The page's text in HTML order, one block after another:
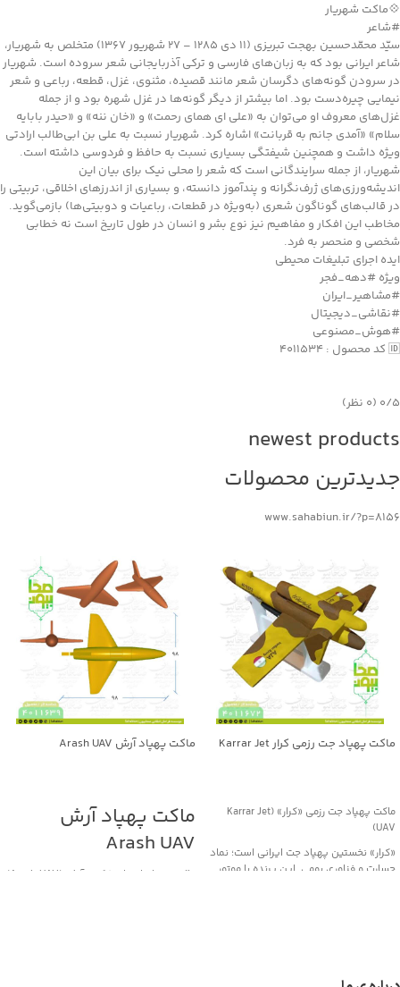
💠ماکت شهریار
#شاعر
سیّد محمّدحسین بهجت تبریزی (۱۱ دی ۱۲۸۵ – ۲۷ شهریور ۱۳۶۷) متخلص به شهریار،
شاعر ایرانی بود که به زبان‌های فارسی و ترکی آذربایجانی شعر سروده است. شهریار
در سرودن گونه‌های دگرسان شعر مانند قصیده، مثنوی، غزل، قطعه، رباعی و شعر
نیمایی چیره‌دست بود. اما بیشتر از دیگر گونه‌ها در غزل شهره بود و از جمله
غزل‌های معروف او می‌توان به «علی ای همای رحمت» و «خان ننه» و «حیدر بابایه
سلام» «آمدی جانم به قربانت» اشاره کرد. شهریار نسبت به علی بن ابی‌طالب ارادتی
ویژه داشت و همچنین شیفتگی بسیاری نسبت به حافظ و فردوسی داشته است.
شهریار، از جمله سرایندگانی است که شعر را محلی نیک برای بیان این
اندیشه‌ورزی‌های ژرف‌نگرانه و پندآموز دانسته، و بسیاری از اندرزهای اخلاقی، تربیتی را
در قالب‌های گوناگون شعری (به‌ویژه در قطعات، رباعیات و دوبیتی‌ها) بازمی‌گوید.
مخاطب این افکار و مفاهیم نیز نوع بشر و انسان در طول تاریخ است نه خطابی
شخصی و منحصر به فرد.
ایده اجرای تبلیغات محیطی
ویژه #دهه_فجر
#مشاهیر_ایران
#نقاشی_دیجیتال
#هوش_مصنوعی
🆔 کد محصول : ۴۰۱۱۵۳۴
‫۰/۵ ‫(۰ نظر)
newest products
جدیدترین محصولات
www.sahabiun.ir/?p=8156
ماکت پهپاد جت رزمی کرار Karrar Jet
ماکت پهپاد جت رزمی «کرار» (Karrar Jet
UAV)
«کرار» نخستین پهپاد جت ایرانی است؛ نماد
جسارت و فناوری بومی. این پرنده با موتور
اساس مدل واقعی ساخته شده؛ مناسب
ماکت پهپاد آرش Arash UAV
ماکت پهپاد آرش
Arash UAV
ماکت پهپاد انتحاری/کروز آرش (Arash UAV)